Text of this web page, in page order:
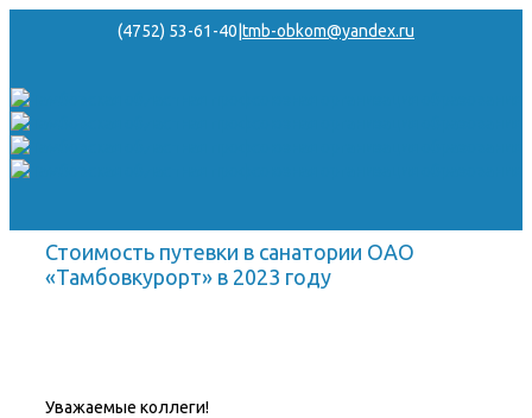
(4752) 53-61-40 tmb-obkom@yandex.ru
Стоимость путевки в санатории ОАО
«Тамбовкурорт» в 2023 году
Уважаемые коллеги!